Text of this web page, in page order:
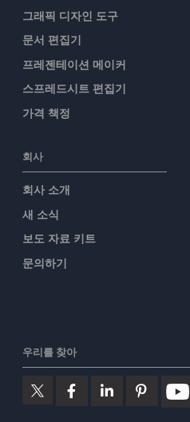
그래픽 디자인 도구
문서 편집기
프레젠테이션 메이커
스프레드시트 편집기
가격 책정
회사
회사 소개
새 소식
보도 자료 키트
문의하기
우리를 찾아